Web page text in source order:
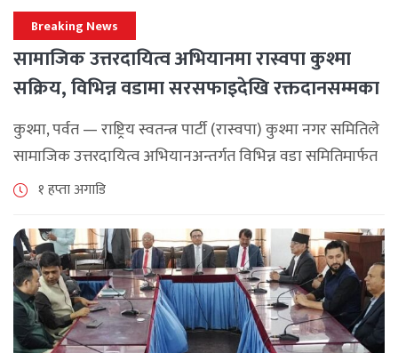
Breaking News
सामाजिक उत्तरदायित्व अभियानमा रास्वपा कुश्मा
सक्रिय, विभिन्न वडामा सरसफाइदेखि रक्तदानसम्मका
कार्यक्रम
कुश्मा, पर्वत — राष्ट्रिय स्वतन्त्र पार्टी (रास्वपा) कुश्मा नगर समितिले
सामाजिक उत्तरदायित्व अभियानअन्तर्गत विभिन्न वडा समितिमार्फत
समुदाय केन्द्रित र सेवामूलक कार्यक्रम सञ्चालन गरिरहेको जनाएको
१ हप्ता अगाडि